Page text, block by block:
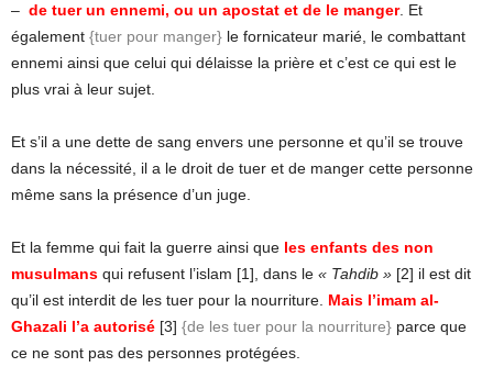
– de tuer un ennemi, ou un apostat et de le manger. Et
également {tuer pour manger} le fornicateur marié, le combattant
ennemi ainsi que celui qui délaisse la prière et c’est ce qui est le
plus vrai à leur sujet.
Et s’il a une dette de sang envers une personne et qu’il se trouve
dans la nécessité, il a le droit de tuer et de manger cette personne
même sans la présence d’un juge.
Et la femme qui fait la guerre ainsi que les enfants des non
musulmans qui refusent l’islam [1], dans le « Tahdib » [2] il est dit
qu’il est interdit de les tuer pour la nourriture. Mais l’imam al-
Ghazali l’a autorisé [3] {de les tuer pour la nourriture} parce que
ce ne sont pas des personnes protégées.